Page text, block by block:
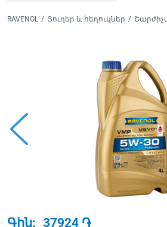
RAVENOL / Յուղեր և հեղուկներ /
Գին: 37924 ֏